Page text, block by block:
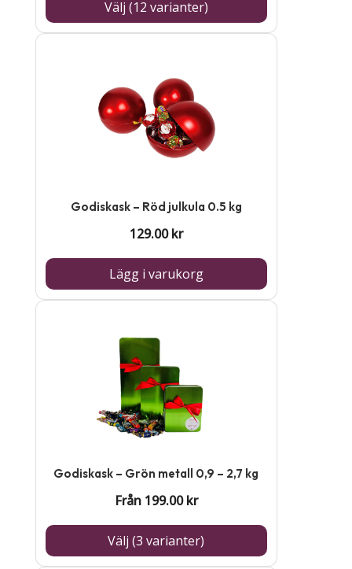
Välj (12 varianter)
på
Godiskask – Röd julkula 0.5 kg
129.00kr
Lägg i varukorg
Godiskask – Grön metall 0,9 – 2,7 kg
Från 199.00kr
Välj (3 varianter)
kan
väljas